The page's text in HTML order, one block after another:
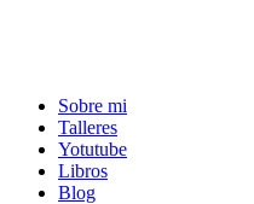
Sobre mi
Talleres
Yotutube
Libros
Blog